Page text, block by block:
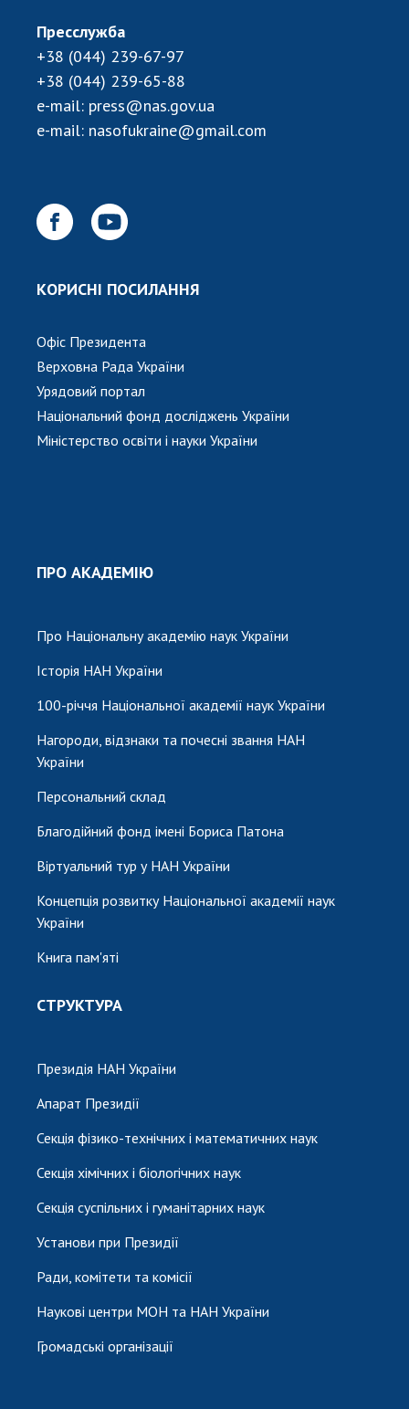
Пресслужба
+38 (044) 239-67-97
+38 (044) 239-65-88
e-mail: press@nas.gov.ua
e-mail: nasofukraine@gmail.com
КОРИСНІ ПОСИЛАННЯ
Офіс Президента
Верховна Рада України
Урядовий портал
Національний фонд досліджень України
Міністерство освіти і науки України
ПРО АКАДЕМІЮ
Про Національну академію наук України
Історія НАН України
100-річчя Національної академії наук України
Нагороди, відзнаки та почесні звання НАН
України
Персональний склад
Благодійний фонд імені Бориса Патона
Віртуальний тур у НАН України
Концепція розвитку Національної академії наук
України
Книга пам'яті
СТРУКТУРА
Президія НАН України
Апарат Президії
Секція фізико-технічних і математичних наук
Секція хімічних і біологічних наук
Секція суспільних і гуманітарних наук
Установи при Президії
Ради, комітети та комісії
Наукові центри МОН та НАН України
Громадські організації